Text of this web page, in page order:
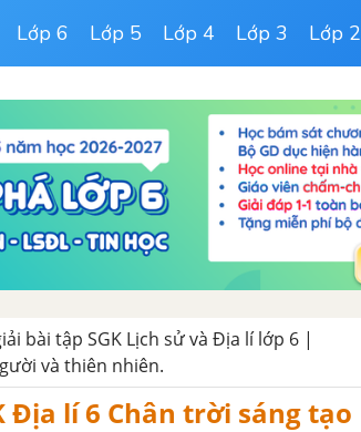
Lớp 6 Lớp 5 Lớp 4 Lớp 3 Lớp 2
bài tập SGK Lịch sử và Địa lí lớp 6 |
và thiên nhiên.
Địa lí 6 Chân trời sáng tạo